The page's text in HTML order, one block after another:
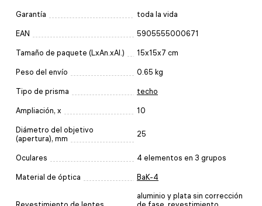
Garantía toda la vida
EAN 5905555000671
Tamaño de paquete (LxAn.xAl.) 15x15x7 cm
Peso del envío 0.65 kg
Tipo de prisma techo
Ampliación, x 10
Diámetro del objetivo
(apertura), mm
25
Oculares 4 elementos en 3 grupos
Material de óptica BaK-4
aluminio y plata sin corrección